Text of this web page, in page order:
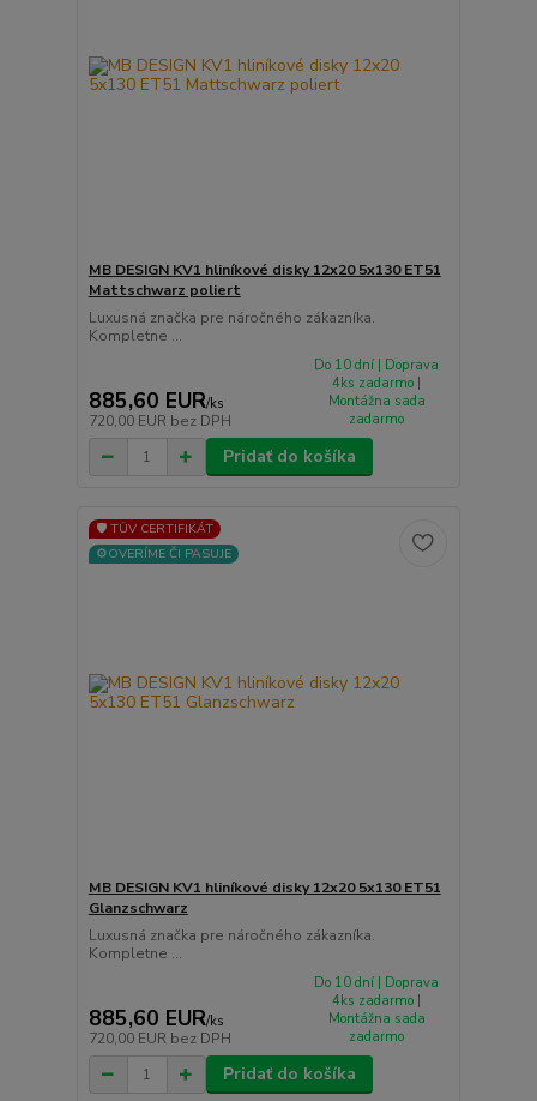
MB DESIGN KV1 hliníkové disky 12x20 5x130 ET51
Mattschwarz poliert
Luxusná značka pre náročného zákazníka.
Kompletne ...
885,60 EUR/ks
720,00 EUR bez DPH
Do 10 dní | Doprava
4ks zadarmo |
Montážna sada
zadarmo
Pridať do košíka
🛡️ TÜV CERTIFIKÁT
⚙️OVERÍME ČI PASUJE
MB DESIGN KV1 hliníkové disky 12x20 5x130 ET51
Glanzschwarz
Luxusná značka pre náročného zákazníka.
Kompletne ...
885,60 EUR/ks
720,00 EUR bez DPH
Do 10 dní | Doprava
4ks zadarmo |
Montážna sada
zadarmo
Pridať do košíka